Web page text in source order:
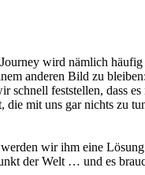
wird nämlich
anderen Bild zu
feststellen, dass
mit uns gar nichts zu
wir ihm eine Lösung
der Welt … und es